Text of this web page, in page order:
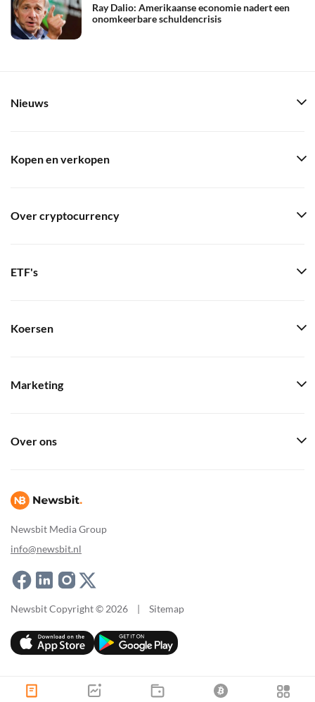
Ray Dalio: Amerikaanse economie nadert een
onomkeerbare schuldencrisis
Newsbit Media Group
info@newsbit.nl
Nieuws
Kopen en verkopen
Over cryptocurrency
ETF's
Koersen
Marketing
Over ons
Newsbit Copyright © 2026 | Sitemap